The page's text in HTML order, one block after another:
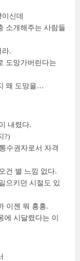
신데
소개해주는 사람들
라.
도망가버린다는
왜 도망을…
내렸다.
?)
수권자로서 자격
건 별 느낌 없다.
으키던 시절도 있
이젠 뭐 흥흥.
시달렸다는 이